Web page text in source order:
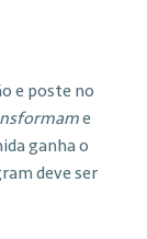
e poste no
e
ganha o
deve ser